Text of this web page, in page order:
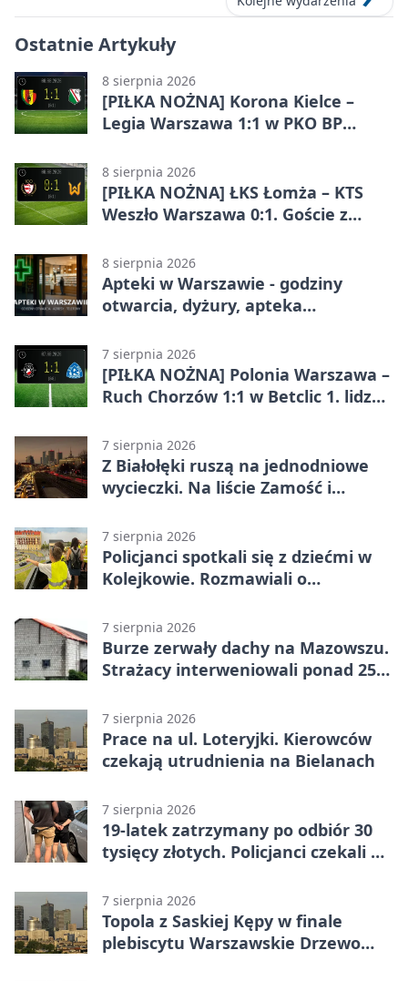
Ostatnie Artykuły
8 sierpnia 2026
[PIŁKA NOŻNA] Korona Kielce –
Legia Warszawa 1:1 w PKO BP
zwycięstwo z rąk
8 sierpnia 2026
[PIŁKA NOŻNA] ŁKS Łomża – KTS
Weszło Warszawa 0:1. Goście z
w Betclic 3. Lidze Grupa 1 (Grupa I)
8 sierpnia 2026
Apteki w Warszawie - godziny
otwarcia, dyżury, apteka
7 sierpnia 2026
[PIŁKA NOŻNA] Polonia Warszawa –
Ruch Chorzów 1:1 w Betclic 1. lidze.
7 sierpnia 2026
Z Białołęki ruszą na jednodniowe
wycieczki. Na liście Zamość i
7 sierpnia 2026
Policjanci spotkali się z dziećmi w
Kolejkowie. Rozmawiali o
7 sierpnia 2026
Burze zerwały dachy na Mazowszu.
Strażacy interweniowali ponad 250
7 sierpnia 2026
Prace na ul. Loteryjki. Kierowców
czekają utrudnienia na Bielanach
7 sierpnia 2026
19-latek zatrzymany po odbiór 30
tysięcy złotych. Policjanci czekali w
7 sierpnia 2026
Topola z Saskiej Kępy w finale
plebiscytu Warszawskie Drzewo